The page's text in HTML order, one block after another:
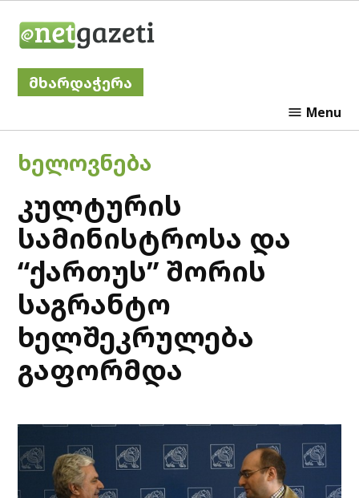
მხარდაჭერა
Menu
POSTED
ᲮᲔᲚᲝᲕᲜᲔᲑᲐ
კულტურის
სამინისტროსა და
“ქართუს” შორის
საგრანტო
ხელშეკრულება
გაფორმდა